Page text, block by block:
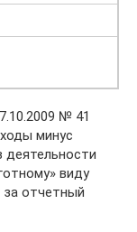
№ 41
минус
деятельности
виду
за отчетный